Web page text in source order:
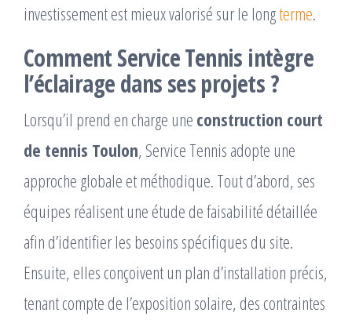
investissement est mieux valorisé sur le longterme.
Comment Service Tennis intègre
l’éclairage dans ses projets ?
Lorsqu’il prend en charge une construction court
de tennis Toulon, Service Tennis adopte une
approche globale et méthodique. Tout d’abord, ses
équipes réalisent une étude de faisabilité détaillée
afin d’identifier les besoins spécifiques du site.
Ensuite, elles conçoivent un plan d’installation précis,
tenant compte de l’exposition solaire, des contraintes